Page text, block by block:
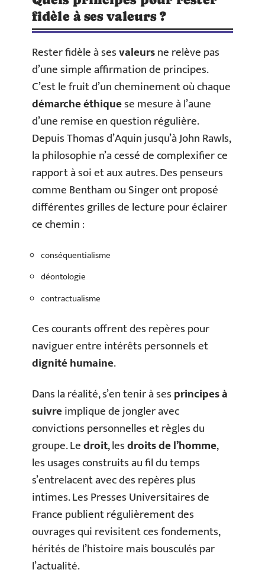
fidèle à ses valeurs ?
Rester fidèle à sesvaleursne relève pas
d’une simple affirmation de principes.
C’est le fruit d’un cheminement où chaque
démarche éthiquese mesure à l’aune
d’une remise en question régulière.
Depuis Thomas d’Aquin jusqu’à John Rawls,
la philosophie n’a cessé de complexifier ce
rapport à soi et aux autres. Des penseurs
comme Bentham ou Singer ont proposé
différentes grilles de lecture pour éclairer
ce chemin :
conséquentialisme
déontologie
contractualisme
Ces courants offrent des repères pour
naviguer entre intérêts personnels et
dignité humaine.
Dans la réalité, s’en tenir à sesprincipes à
suivreimplique de jongler avec
convictions personnelles et règles du
groupe. Ledroit, lesdroits de l’homme,
les usages construits au fil du temps
s’entrelacent avec des repères plus
intimes. Les Presses Universitaires de
France publient régulièrement des
ouvrages qui revisitent ces fondements,
hérités de l’histoire mais bousculés par
l’actualité.